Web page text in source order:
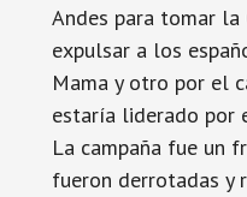
Andes para tomar la
expulsar a los
Mama y otro por el
estaría liderado por
La campaña fue un
fueron derrotadas y